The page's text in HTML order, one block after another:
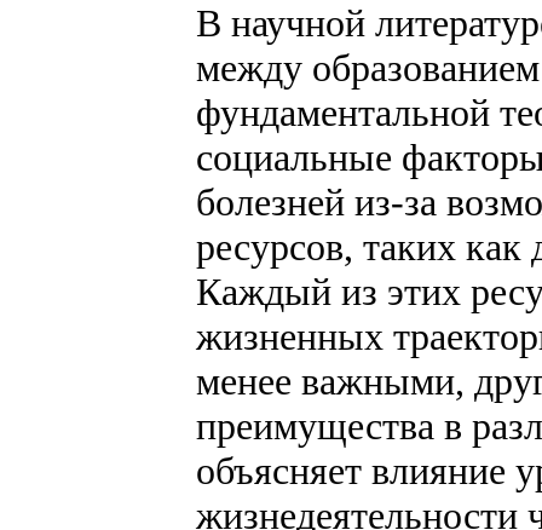
В научной
между образованием
фундаментальной
социальные
болезней из-за
ресурсов, таких
Каждый из этих
жизненных
менее важными,
преимущества в
объясняет влияние
жизнедеятельности